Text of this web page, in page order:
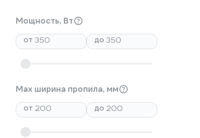
Мощность, Вт
от
до
Max ширина пропила, мм
от
до